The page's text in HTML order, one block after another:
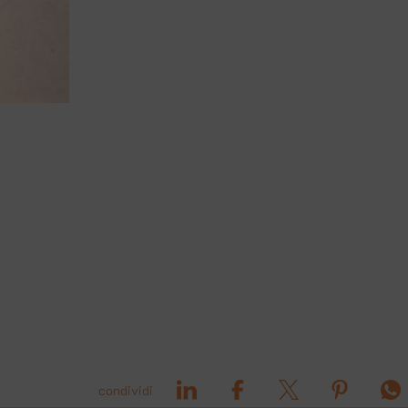
condividi